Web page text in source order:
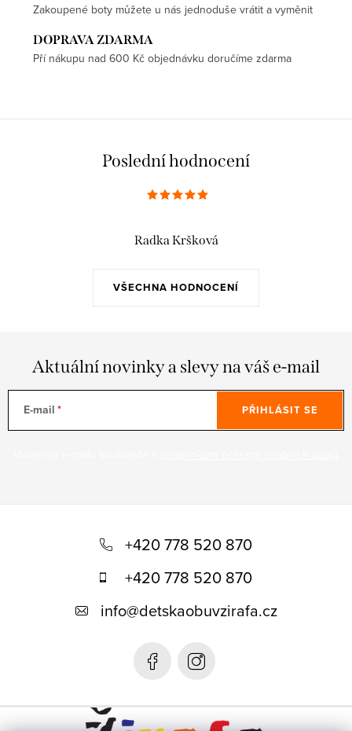
Zakoupené boty můžete u nás jednoduše vrátit a vyměnit
DOPRAVA ZDARMA
Pří nákupu nad 600 Kč objednávku doručíme zdarma
Poslední hodnocení
VŠECHNA HODNOCENÍ
Radka Kršková
Aktuální novinky a slevy na váš e-mail
E-mail PŘIHLÁSIT SE
+420 778 520 870
+420 778 520 870
info@detskaobuvzirafa.cz